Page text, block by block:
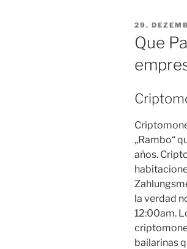
AM
29.
Que
„Rambo“
años.
la verdad
12:00am.
bailarinas